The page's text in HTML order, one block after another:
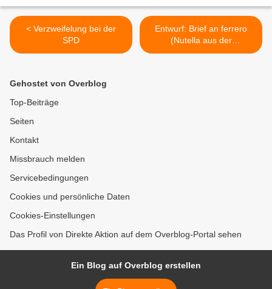
< Verzweifelung bei der
SPD
Entwurf: Brief an ferrero
(Nutella aus der
Kindersklaverei) >
Gehostet von Overblog
Top-Beiträge
Seiten
Kontakt
Missbrauch melden
Servicebedingungen
Cookies und persönliche Daten
Cookies-Einstellungen
Das Profil von Direkte Aktion auf dem Overblog-Portal sehen
Ein Blog auf Overblog erstellen